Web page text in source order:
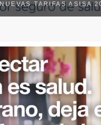
NUEVAS TARIFAS ASISA